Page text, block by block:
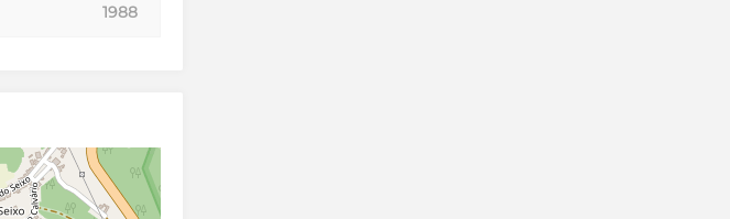
1988